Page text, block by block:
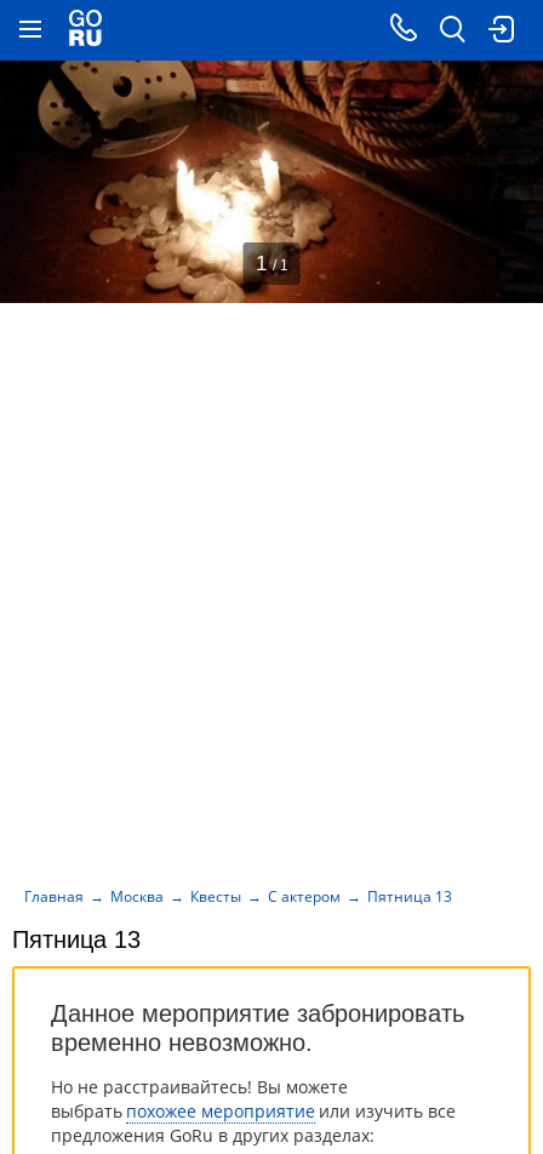
Данное мероприятие забронировать
временно невозможно.
Но не расстраивайтесь! Вы можете
выбрать похожее мероприятие или изучить все
предложения GoRu в других разделах:
Пятница 13
Главная Москва Квесты С актером Пятница 13
1 / 1